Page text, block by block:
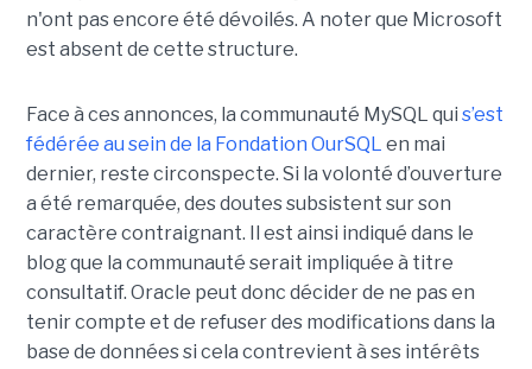
n'ont pas encore été dévoilés. A noter que Microsoft
est absent de cette structure.
Face à ces annonces, la communauté MySQL qui s’est
fédérée au sein de la Fondation OurSQL en mai
dernier, reste circonspecte. Si la volonté d’ouverture
a été remarquée, des doutes subsistent sur son
caractère contraignant. Il est ainsi indiqué dans le
blog que la communauté serait impliquée à titre
consultatif. Oracle peut donc décider de ne pas en
tenir compte et de refuser des modifications dans la
base de données si cela contrevient à ses intérêts